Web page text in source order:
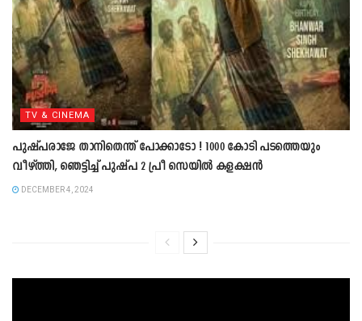
TV & CINEMA
പുഷ്പരാജേ താനിതെന്ത് പോക്കാടോ ! 1000 കോടി പടത്തെയും
വീഴ്ത്തി, ഞെട്ടിച്ച് പുഷ്പ 2 പ്രീ സെയിൽ കളക്ഷൻ
DECEMBER 4, 2024